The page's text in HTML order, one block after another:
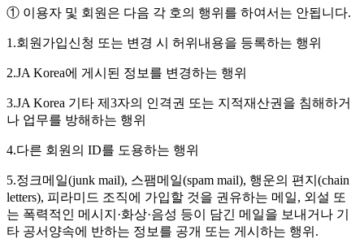
① 이용자 및 회원은 다음 각 호의 행위를 하여서는 안됩니다.
1.회원가입신청 또는 변경 시 허위내용을 등록하는 행위
2.JA Korea에 게시된 정보를 변경하는 행위
3.JA Korea 기타 제3자의 인격권 또는 지적재산권을 침해하거
나 업무를 방해하는 행위
4.다른 회원의 ID를 도용하는 행위
5.정크메일(junk mail), 스팸메일(spam mail), 행운의 편지(chain
letters), 피라미드 조직에 가입할 것을 권유하는 메일, 외설 또
는 폭력적인 메시지·화상·음성 등이 담긴 메일을 보내거나 기
타 공서양속에 반하는 정보를 공개 또는 게시하는 행위.